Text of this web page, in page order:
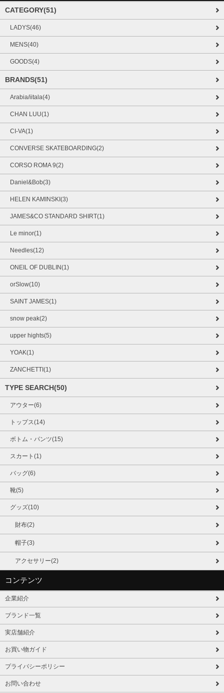
CATEGORY(51)
LADYS(46)
MENS(40)
GOODS(4)
BRANDS(51)
Arabia/iitala(4)
CHAN LUU(1)
CI-VA(1)
CONVERSE SKATEBOARDING(2)
CORSO ROMA 9(2)
Daniel&Bob(3)
HELEN KAMINSKI(3)
JAMES&CO STANDARD SHIRT(1)
Le minor(1)
Needles(12)
ONEIL OF DUBLIN(1)
orSlow(10)
SAINT JAMES(1)
snow peak(2)
upper hights(5)
YOAK(1)
ZANCHETTI(1)
TYPE SEARCH(50)
アウター(6)
トップス(14)
ボトム・パンツ(15)
スカート(1)
バッグ(6)
靴(5)
グッズ(10)
財布(2)
帽子(3)
アクセサリー(2)
コンテンツ
企業紹介
ブランド一覧
実店舗紹介
お買い物ガイド
プライバシーポリシー
お問い合わせ